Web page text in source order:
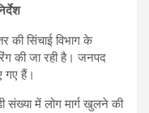
की सिंचाई विभाग के
की जा रही है। जनपद
गए हैं।
संख्या में लोग मार्ग खुलने की